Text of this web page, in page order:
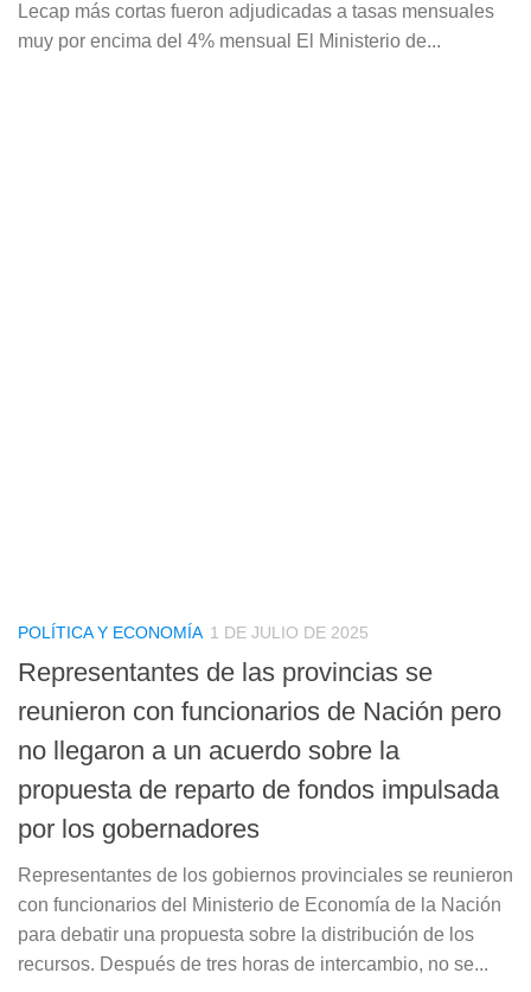
Lecap más cortas fueron adjudicadas a tasas mensuales
muy por encima del 4% mensual El Ministerio de...
POLÍTICA Y ECONOMÍA 1 DE JULIO DE 2025
Representantes de las provincias se
reunieron con funcionarios de Nación pero
no llegaron a un acuerdo sobre la
propuesta de reparto de fondos impulsada
por los gobernadores
Representantes de los gobiernos provinciales se reunieron
con funcionarios del Ministerio de Economía de la Nación
para debatir una propuesta sobre la distribución de los
recursos. Después de tres horas de intercambio, no se...